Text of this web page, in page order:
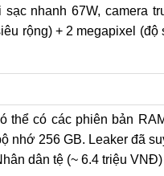
sạc nhanh 67W, camera
rộng) + 2 megapixel
thể có các phiên bản
nhớ 256 GB. Leaker đã
dân tệ (~ 6.4 triệu